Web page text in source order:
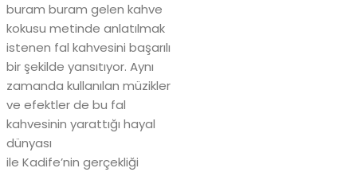
buram buram gelen kahve
kokusu metinde anlatılmak
istenen fal kahvesini başarılı
bir şekilde yansıtıyor. Aynı
zamanda kullanılan müzikler
ve efektler de bu fal
kahvesinin yarattığı hayal
dünyası
ile Kadife’nin gerçekliği